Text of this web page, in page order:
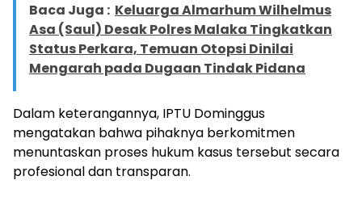
Baca Juga : Keluarga Almarhum Wilhelmus
Asa (Saul) Desak Polres Malaka Tingkatkan
Status Perkara, Temuan Otopsi Dinilai
Mengarah pada Dugaan Tindak Pidana
Dalam keterangannya, IPTU Dominggus
mengatakan bahwa pihaknya berkomitmen
menuntaskan proses hukum kasus tersebut secara
profesional dan transparan.